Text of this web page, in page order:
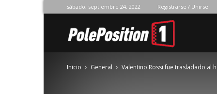
sábado, septiembre 24, 2022 Registrarse / Unirse
Position
Inicio General Valentino Rossi fue trasladado al